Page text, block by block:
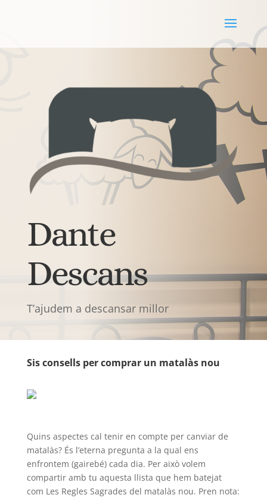
Dante
Descans
T’ajudem a descansar millor
Sis consells per comprar un matalàs nou
Quins aspectes cal tenir en compte per canviar de
matalàs? És l’eterna pregunta a la qual ens
enfrontem (gairebé) cada dia. Per això volem
compartir amb tu aquesta llista que hem batejat
com Les Regles Sagrades del matalàs nou. Pren nota: